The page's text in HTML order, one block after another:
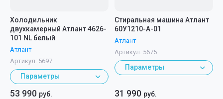
Холодильник
двухкамерный Атлант 4626-
101 NL белый
Атлант
Артикул: 5697
Параметры
53 990 руб.
Стиральная машина Атлант
60У1210-А-01
Атлант
Артикул: 5675
Параметры
31 990 руб.